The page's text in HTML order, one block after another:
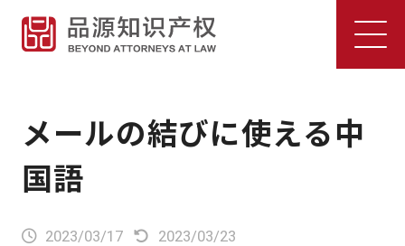
メールの結びに使える中
国語
2023/03/17 2023/03/23